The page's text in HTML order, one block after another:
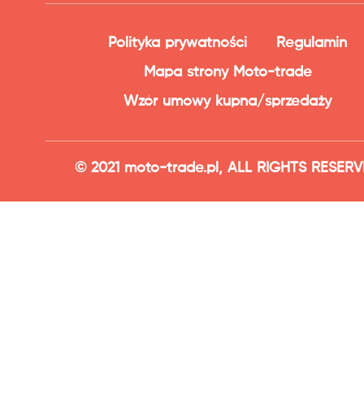
Polityka prywatności
Regulamin
Mapa strony Moto-trade
Wzór umowy kupna/sprzedaży
© 2021 moto-trade.pl, ALL RIGHTS